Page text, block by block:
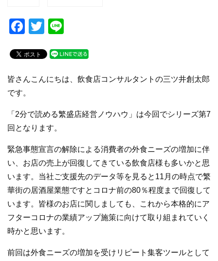
F
c
e
b
o
k
T
tt
er
e
皆さんこんにちは、飲食店コンサルタントの三ツ井創太郎
です。
「2分で読める繁盛店経営ノウハウ」は今回でシリーズ第7
回となります。
緊急事態宣言の解除による消費者の外食ニーズの増加に伴
い、お店の売上が回復してきている飲食店様も多いかと思
います。当社ご支援先のデータ等を見ると11月の時点で繁
華街の居酒屋業態ですとコロナ前の80％程度まで回復して
います。皆様のお店に関しましても、これから本格的にア
フターコロナの業績アップ施策に向けて取り組まれていく
時かと思います。
前回は外食ニーズの増加を受けリピート集客ツールとして